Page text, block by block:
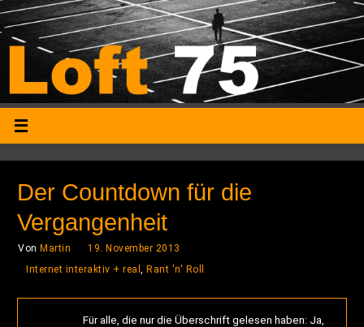
Der Countdown für die
Vergangenheit
Von Martin
19. November 2013
Internet interaktiv + real, Rant 'n' Roll
Für alle, die nur die Überschrift gelesen haben: Ja,